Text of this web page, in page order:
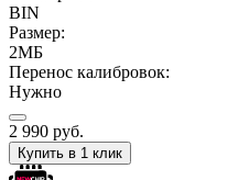
BIN
Размер:
2МБ
Перенос калибровок:
Нужно
2 990 руб.
Купить в 1 клик